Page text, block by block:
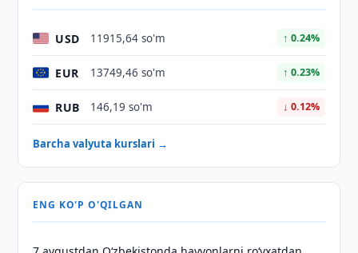
USD 11915,64 so'm ↑ 0.24%
EUR 13749,46 so'm ↑ 0.23%
RUB 146,19 so'm ↓ 0.12%
Barcha valyuta kurslari →
ENG KO'P O'QILGAN